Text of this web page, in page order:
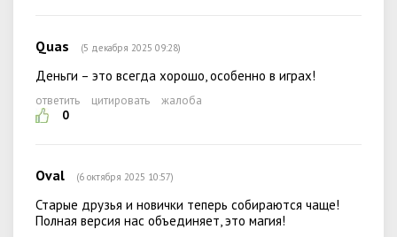
Quas (5 декабря 2025 09:28)
Деньги – это всегда хорошо, особенно в играх!
ответить цитировать
жалоба
0
Oval (6 октября 2025 10:57)
Старые друзья и новички теперь собираются чаще!
Полная версия нас объединяет, это магия!